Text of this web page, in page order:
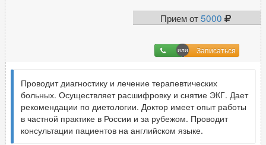
Прием от5000
Записаться
Проводит диагностику и лечение терапевтических
больных. Осуществляет расшифровку и снятие ЭКГ. Дает
рекомендации по диетологии. Доктор имеет опыт работы
в частной практике в России и за рубежом. Проводит
консультации пациентов на английском языке.